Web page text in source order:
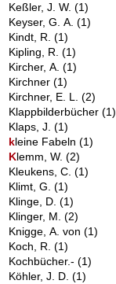
Keßler, J. W.(1)
Keyser, G. A.(1)
Kindt, R.(1)
Kipling, R.(1)
Kircher, A.(1)
Kirchner(1)
Kirchner, E. L.(2)
Klappbilderbücher(1)
Klaps, J.(1)
kleine Fabeln(1)
Klemm, W.(2)
Kleukens, C.(1)
Klimt, G.(1)
Klinge, D.(1)
Klinger, M.(2)
Knigge, A. von(1)
Koch, R.(1)
Kochbücher.-(1)
Köhler, J. D.(1)